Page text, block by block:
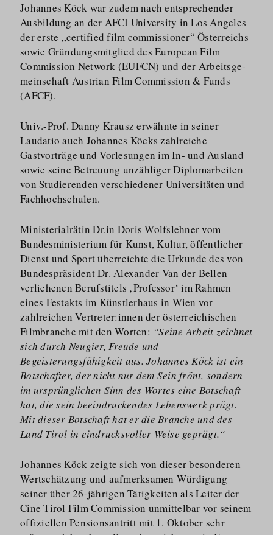
Johannes Köck war zudem nach entsprechender
Ausbildung an der AFCI University in Los Angeles
der erste „certified film commissioner“ Österreichs
sowie Gründungs­mitglied des European Film
Commission Network (EUFCN) und der Arbeitsge­
meinschaft Austrian Film Commission & Funds
(AFCF).
Univ.-Prof. Danny Krausz erwähnte in seiner
Laudatio auch Johannes Köcks zahlreiche
Gastvorträge und Vorlesungen im In- und Ausland
sowie seine Betreuung unzähliger Diplomarbeiten
von Studierenden verschiedener Universitäten und
Fachhochschulen.
Ministerialrätin Dr.in Doris Wolfslehner vom
Bundesmi­nisterium für Kunst, Kultur, öffentlicher
Dienst und Sport überreichte die Urkunde des von
Bundespräsident Dr. Alexander Van der Bellen
verliehenen Berufstitels ‚Professor‘ im Rahmen
eines Festakts im Künstlerhaus in Wien vor
zahlreichen Vertreter:innen der österrei­chischen
Filmbranche mit den Worten: “Seine Arbeit zeichnet
sich durch Neugier, Freude und
Begeisterungsfähigkeit aus. Johannes Köck ist ein
Botschafter, der nicht nur dem Sein frönt, sondern
im ursprünglichen Sinn des Wortes eine Botschaft
hat, die sein beeindruckendes Lebenswerk prägt.
Mit dieser Botschaft hat er die Branche und des
Land Tirol in eindrucksvoller Weise geprägt.“
Johannes Köck zeigte sich von dieser besonderen
Wertschätzung und aufmerksamen Würdigung
seiner über 26-jährigen Tätigkeiten als Leiter der
Cine Tirol Film Commission unmittelbar vor seinem
offiziellen Pensionsantritt mit 1. Oktober sehr